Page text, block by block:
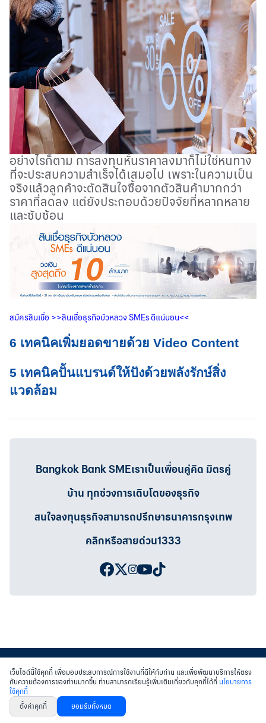
อย่างไรก็ตาม การลงทุนหั่นราคาลงมาก็ไม่ใช่หนทาง
ที่จะประสบความสำเร็จได้เสมอไป เพราะในความเป็น
จริงแล้วลูกค้าจะตัดสินใจซื้อจากตัวสินค้ามากกว่า
ราคาที่ลดลง แต่ยังประกอบด้วยปัจจัยที่หลากหลาย
และซับซ้อน
สมัครสินเชื่อ >>สินเชื่อธุรกิจบัวหลวงSMEsดีแน่นอน<<
6 เทคนิคเพิ่มยอดขายด้วย Video Content
5 เทคนิคปั้นแบรนด์ให้ปังด้วยพลังรักษ์สิ่ง
แวดล้อม
Bangkok Bank SMEเราเป็นเพื่อนคู่คิด มิตรคู่
บ้าน ทุกช่วงการเติบโตของธุรกิจ
สนใจลงทุนธุรกิจสามารถปรึกษาธนาคารกรุงเทพ
คลิกหรือสายด่วน1333
สงวนสิทธิ์ พ.ศ.2558 บมจ.ธนาคารกรุงเทพฯ
หนังสือแจ้งการคุ้มครองข้อมูลส่วนบุคคล
เว็บไซต์นี้ใช้คุกกี้ เพื่อมอบประสบการณ์การใช้งานที่ดีให้กับท่าน และเพื่อพัฒนาบริการให้ตรง
กับความต้องการของท่านมากขึ้น ท่านสามารถเรียนรู้เพิ่มเติมเกี่ยวกับคุกกี้ได้ที่ นโยบายการ
ใช้คุกกี้
ตั้งค่าคุกกี้
ยอมรับทั้งหมด